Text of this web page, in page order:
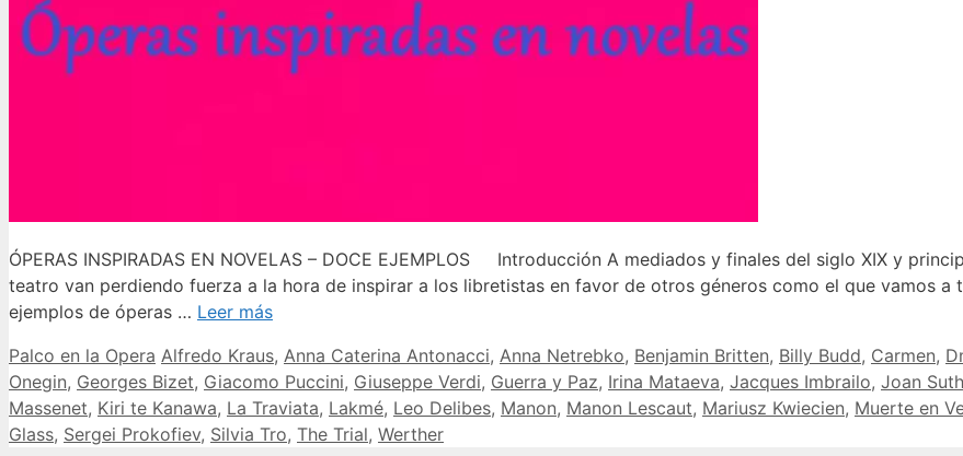
ÓPERAS INSPIRADAS EN NOVELAS – DOCE EJEMPLOS Introducción A mediados y finales del siglo XIX y
teatro van perdiendo fuerza a la hora de inspirar a los libretistas en favor de otros géneros como el que vamos a
ejemplos de óperas … Leer más
Categorías
Palco en la Opera Etiquetas
Alfredo Kraus, Anna Caterina Antonacci, Anna Netrebko, Benjamin Britten, Billy Budd, Carmen,
Onegin, Georges Bizet, Giacomo Puccini, Giuseppe Verdi, Guerra y Paz, Irina Mataeva, Jacques Imbrailo, Joan
Massenet, Kiri te Kanawa, La Traviata, Lakmé, Leo Delibes, Manon, Manon Lescaut, Mariusz Kwiecien, Muerte en
Glass, Sergei Prokofiev, Silvia Tro, The Trial, Werther